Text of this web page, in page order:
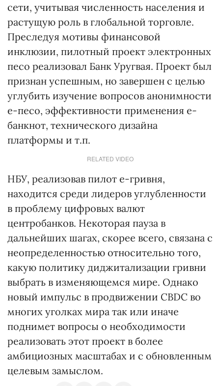
сети, учитывая численность населения и
растущую роль в глобальной торговле.
Преследуя мотивы финансовой
инклюзии, пилотный проект электронных
песо реализовал Банк Уругвая. Проект был
признан успешным, но завершен с целью
углубить изучение вопросов анонимности
е-песо, эффективности применения е-
банкнот, технического дизайна
платформы и т.п.
RELATED VIDEO
НБУ, реализовав пилот е-гривня,
находится среди лидеров углубленности
в проблему цифровых валют
центробанков. Некоторая пауза в
дальнейших шагах, скорее всего, связана с
неопределенностью относительно того,
какую политику диджитализации гривни
выбрать в изменяющемся мире. Однако
новый импульс в продвижении CBDC во
многих уголках мира так или иначе
поднимет вопросы о необходимости
реализовать этот проект в более
амбициозных масштабах и с обновленным
целевым замыслом.